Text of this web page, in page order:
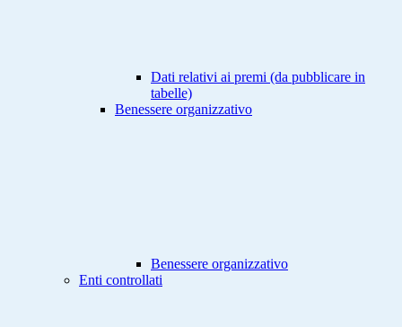
Dati relativi ai premi (da pubblicare in
tabelle)
Benessere organizzativo
Benessere organizzativo
Enti controllati